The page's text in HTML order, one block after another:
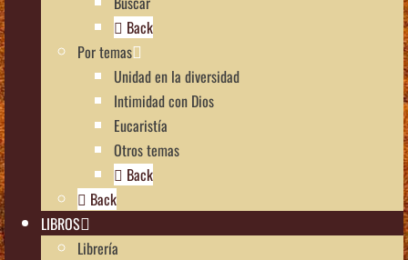
Back
Por temas
Unidad en la diversidad
Intimidad con Dios
Eucaristía
Otros temas
Back
Back
LIBROS
Librería